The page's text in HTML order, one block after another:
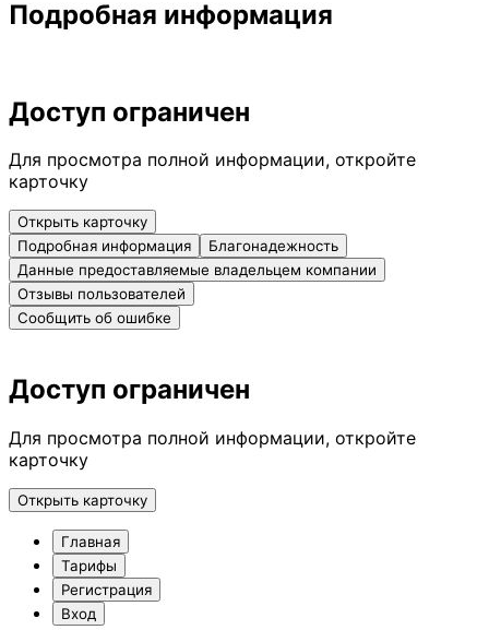
Подробная информация
Доступ ограничен
Для просмотра полной информации, откройте
карточку
Открыть карточку
Подробная информация
Благонадежность
Данные предоставляемые владельцем компании
Отзывы пользователей
Сообщить об ошибке
Доступ ограничен
Для просмотра полной информации, откройте
карточку
Открыть карточку
Главная
Тарифы
Регистрация
Вход